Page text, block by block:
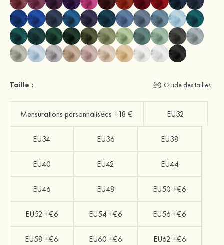
Taille : Guide des tailles
Mensurations personnalisées +18 € EU32
EU34 EU36 EU38
EU40 EU42 EU44
EU46 EU48 EU50 +€6
EU52 +€6 EU54 +€6 EU56 +€6
EU58 +€6 EU60 +€6 EU62 +€6